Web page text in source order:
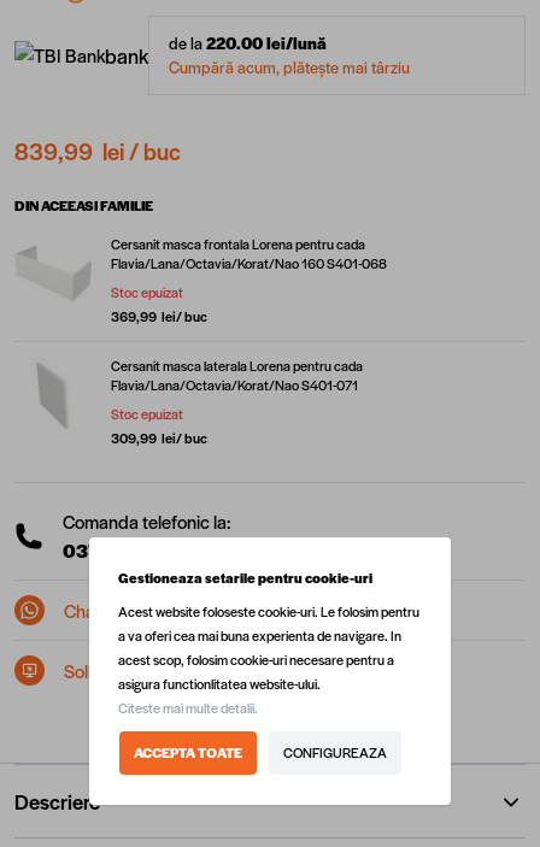
bank de la220.00lei/lună
Cumpără acum, plătește mai târziu
839,99 lei/ buc
DIN ACEEASI FAMILIE
Cersanit masca frontala Lorena pentru cada
Flavia/Lana/Octavia/Korat/Nao 160 S401-068
Stoc epuizat
369,99 lei/ buc
Cersanit masca laterala Lorena pentru cada
Flavia/Lana/Octavia/Korat/Nao S401-071
Stoc epuizat
309,99 lei/ buc
Comanda telefonic la:
0377 10 22 22
Chat pe Whatsapp
Solicita postare in SEAP/SICAP
Descriere
Gestioneaza setarile pentru cookie-uri
Acest website foloseste cookie-uri. Le folosim pentru
a va oferi cea mai buna experienta de navigare. In
acest scop, folosim cookie-uri necesare pentru a
asigura functionlitatea website-ului.
Citeste mai multe detalii.
ACCEPTA TOATE CONFIGUREAZA